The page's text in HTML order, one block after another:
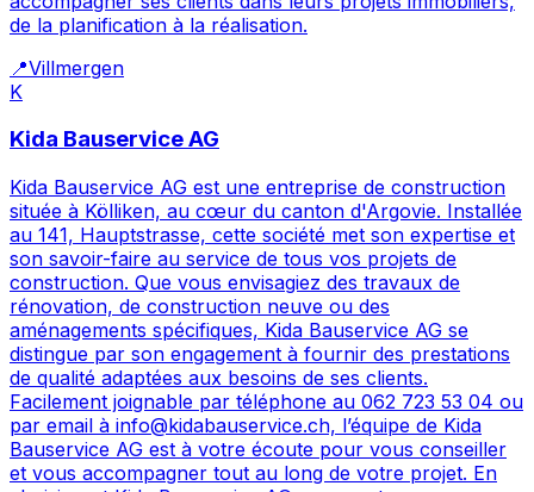
de la planification à la réalisation.
📍Villmergen
K
Kida Bauservice AG
Kida Bauservice AG est une entreprise de construction
située à Kölliken, au cœur du canton d'Argovie. Installée
au 141, Hauptstrasse, cette société met son expertise et
son savoir-faire au service de tous vos projets de
construction. Que vous envisagiez des travaux de
rénovation, de construction neuve ou des
aménagements spécifiques, Kida Bauservice AG se
distingue par son engagement à fournir des prestations
de qualité adaptées aux besoins de ses clients.
Facilement joignable par téléphone au 062 723 53 04 ou
par email à info@kidabauservice.ch, l’équipe de Kida
Bauservice AG est à votre écoute pour vous conseiller
et vous accompagner tout au long de votre projet. En